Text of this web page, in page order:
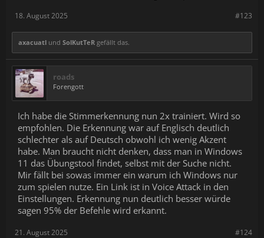
#123
18. August 2025
axacuatl und SolKutTeR gefällt das.
roads
Forengott
Ich habe die Stimmerkennung nun 2x trainiert. Wird so
empfohlen. Die Erkennung war auf Englisch deutlich
schlechter als auf Deutsch obwohl ich wenig Akzent
habe. Man braucht nicht denken, dass man in Windows
11 das Übungstool findet, selbst mit der Suche nicht.
Mir fällt bei sowas immer ein warum ich Windows nur
zum spielen nutze. Ein Link ist in Voice Attack in den
Einstellungen. Erkennung nun deutlich besser würde
sagen 95% der Befehle wird erkannt.
#124
21. August 2025